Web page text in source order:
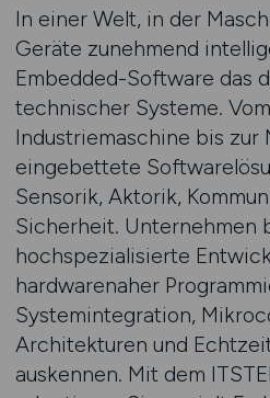
In einer Welt, in der
Geräte zunehmend
Embedded-Software das
technischer Systeme.
Industriemaschine bis zur
eingebettete
Sensorik, Aktorik,
Sicherheit. Unternehmen
hochspezialisierte
hardwarenaher
Systemintegration,
Architekturen und
auskennen. Mit dem